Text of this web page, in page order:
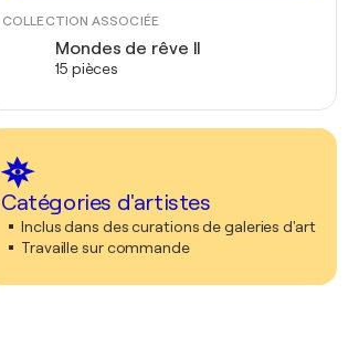
COLLECTION ASSOCIÉE
Mondes de rêve II
15 pièces
Catégories d'artistes
Inclus dans des curations de galeries d'art
Travaille sur commande